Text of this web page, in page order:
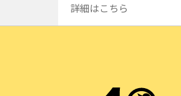
詳細はこちら